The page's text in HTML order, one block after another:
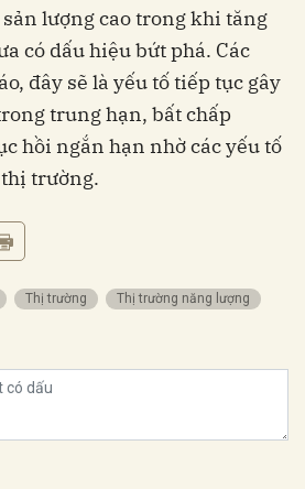
lượng cao trong khi tăng
có dấu hiệu bứt phá. Các
đây sẽ là yếu tố tiếp tục gây
trung hạn, bất chấp
hồi ngắn hạn nhờ các yếu tố
trường.
Thị trường
Thị trường năng lượng